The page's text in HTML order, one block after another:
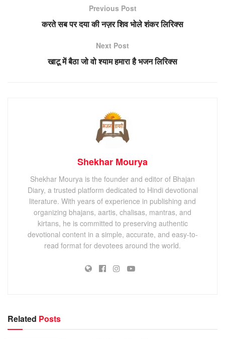
Previous Post
करते सब पर दया की नज़र शिव भोले शंकर लिरिक्स
Next Post
खाटू में बैठा जो वो श्याम हमारा है भजन लिरिक्स
Shekhar Mourya
Shekhar Mourya is the founder and editor of Bhajan
Diary, a trusted platform dedicated to Hindi devotional
literature. With years of experience in publishing and
organizing bhajans, aartis, chalisas, mantras, and
kirtans, he is committed to preserving authentic
devotional content in a simple, accurate, and easy-to-
read format for devotees around the world.
Related Posts